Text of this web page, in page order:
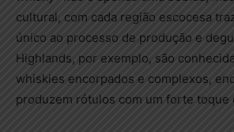
cultural, com cada região escocesa
único ao processo de produção e
Highlands, por exemplo, são
whiskies encorpados e complexos,
produzem rótulos com um forte toque